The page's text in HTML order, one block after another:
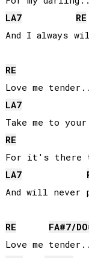
LA7
RE
And I always
RE
LA7
RE
LA7
And will never
RE FA#7/